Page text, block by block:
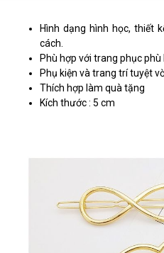
Hình dạng hình học, thiết
cách.
Phù hợp với trang phục phù
Phụ kiện và trang trí tuyệt
Thích hợp làm quà tặng
Kích thước : 5 cm